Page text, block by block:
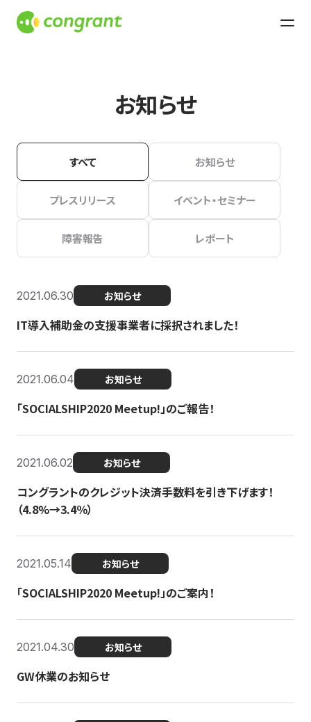
お知らせ
すべて お知らせ
プレスリリース イベント・セミナー
障害報告 レポート
2021.06.30 お知らせ
IT導入補助金の支援事業者に採択されました！
2021.06.04 お知らせ
「SOCIALSHIP2020 Meetup!」のご報告！
2021.06.02 お知らせ
コングラントのクレジット決済手数料を引き下げます！
（4.8%→3.4％）
2021.05.14 お知らせ
「SOCIALSHIP2020 Meetup!」のご案内！
2021.04.30 お知らせ
GW休業のお知らせ